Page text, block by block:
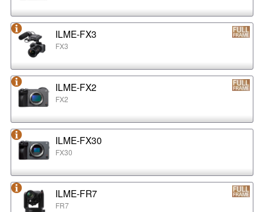
ILME-FX3
FX3
ILME-FX2
FX2
ILME-FX30
FX30
ILME-FR7
FR7